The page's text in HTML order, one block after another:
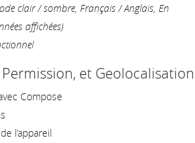
clair / sombre, Français / Anglais, En
affichées)
et Geolocalisation
Compose
l’appareil